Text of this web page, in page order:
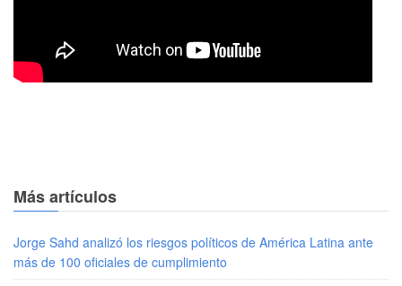
Más artículos
Jorge Sahd analizó los riesgos políticos de América Latina ante
más de 100 oficiales de cumplimiento